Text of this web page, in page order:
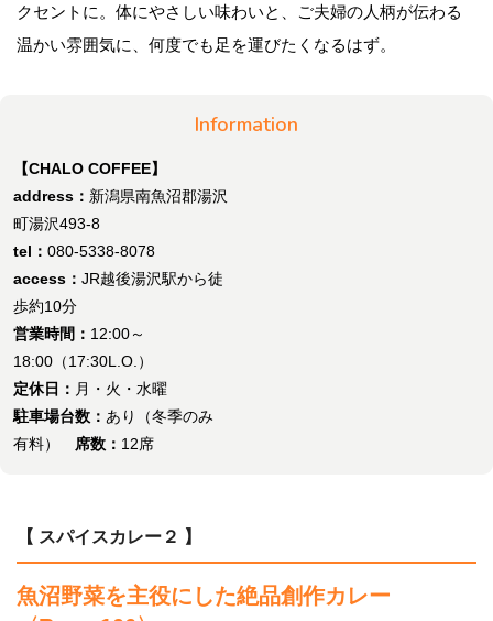
クセントに。体にやさしい味わいと、ご夫婦の人柄が伝わる
温かい雰囲気に、何度でも足を運びたくなるはず。
Information
【CHALO COFFEE】
address： 新潟県南魚沼郡湯沢
町湯沢493-8
tel： 080-5338-8078
access： JR越後湯沢駅から徒
歩約10分
営業時間： 12:00～
18:00（17:30L.O.）
定休日： 月・火・水曜
駐車場台数： あり（冬季のみ
有料） 席数： 12席
【 スパイスカレー２ 】
魚沼野菜を主役にした絶品創作カレー